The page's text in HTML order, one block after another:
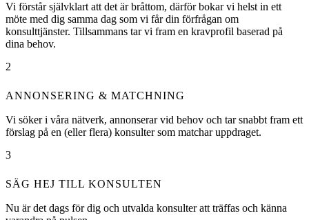
Vi förstår självklart att det är bråttom, därför bokar vi helst in ett
möte med dig samma dag som vi får din förfrågan om
konsulttjänster. Tillsammans tar vi fram en kravprofil baserad på
dina behov.
2
ANNONSERING & MATCHNING
Vi söker i våra nätverk, annonserar vid behov och tar snabbt fram ett
förslag på en (eller flera) konsulter som matchar uppdraget.
3
SÄG HEJ TILL KONSULTEN
Nu är det dags för dig och utvalda konsulter att träffas och känna